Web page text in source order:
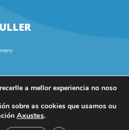
a mellor experiencia no noso
sobre as cookies que usamos ou
Axustes.